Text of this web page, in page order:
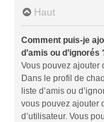
Haut
Comment puis-je
d’amis ou d’ignorés
Vous pouvez ajouter
Dans le profil de
liste d’amis ou
vous pouvez ajouter
d’utilisateur. Vous